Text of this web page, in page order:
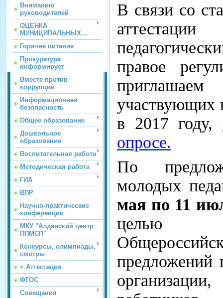
Вниманию
руководителей
ОЦЕНКА
МУНИЦИПАЛЬНЫХ...
Горячее питание
Прокуратура
информирует
Вместе против
коррупции
Информационная
безопасность
Общее образование
Дошкольное
образование
Воспитательная работа
Методическая работа
ГИА
ВПР
Научно-практические
конференции
МКУ "Алданский центр
ППМСП"
Конкурсы, олимпиады,
смотры
+ Аттестация
ФГОС
Совещания
В связи со
правое
приглашаем
участвующих
в 2017 году,
опросе.
По
молодых
мая по 11
целью
предложений